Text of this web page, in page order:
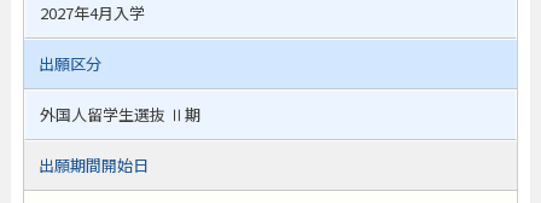
2027年4月入学
出願区分
外国人留学生選抜 Ⅱ期
出願期間開始日